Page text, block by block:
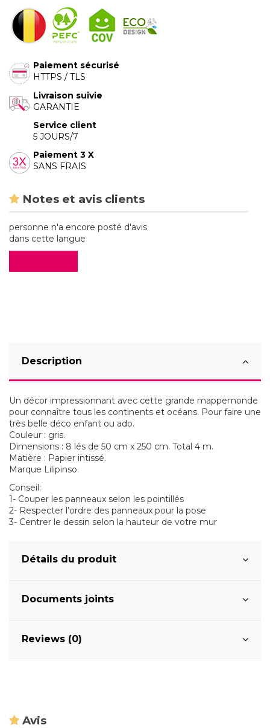
Paiement sécurisé
HTTPS / TLS
Livraison suivie
GARANTIE
Service client
5 JOURS/7
Paiement 3 X
SANS FRAIS
Notes et avis clients
personne n'a encore posté d'avis
dans cette langue
Description
Un décor impressionnant avec cette grande mappemonde
pour connaître tous les continents et océans. Pour faire une
très belle déco enfant ou ado.
Couleur : gris.
Dimensions : 8 lés de 50 cm x 250 cm. Total 4 m.
Matière : Papier intissé.
Marque Lilipinso.
Conseil:
1- Couper les panneaux selon les pointillés
2- Respecter l’ordre des panneaux pour la pose
3- Centrer le dessin selon la hauteur de votre mur
Détails du produit
Documents joints
Reviews (0)
Avis